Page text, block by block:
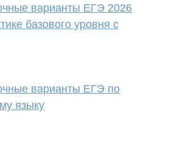
варианты ЕГЭ 2026
базового уровня с
варианты ЕГЭ по
языку